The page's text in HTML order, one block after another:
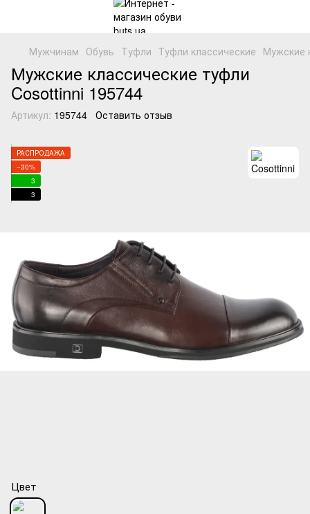
Мужчинам Обувь Туфли Tуфли классические Мужские
Мужские классические туфли
Cosottinni 195744
Артикул: 195744 Оставить отзыв
РАСПРОДАЖА
−30%
3
3
Цвет